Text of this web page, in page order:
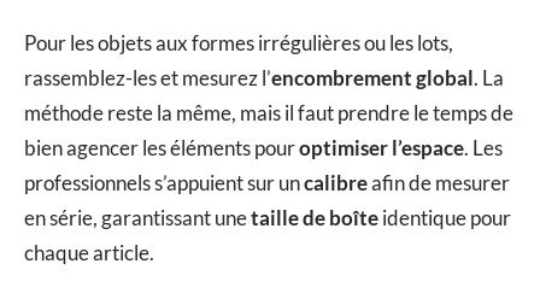
Pour les objets aux formes irrégulières ou les lots,
rassemblez-les et mesurez l’encombrement global. La
méthode reste la même, mais il faut prendre le temps de
bien agencer les éléments pouroptimiser l’espace. Les
professionnels s’appuient sur uncalibreafin de mesurer
en série, garantissant unetaille de boîteidentique pour
chaque article.